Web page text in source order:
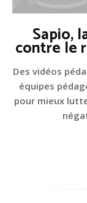
Sapio,
contre le
Des vidéos
équipes
pour mieux